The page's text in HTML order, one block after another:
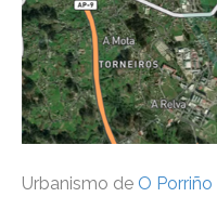
Urbanismo de O Porriño